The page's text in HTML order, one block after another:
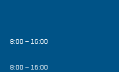
8:00 – 16:00
8:00 – 16:00